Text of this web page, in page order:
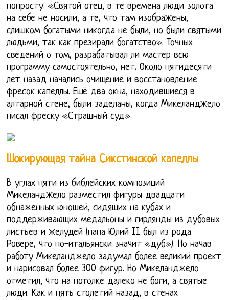
попросту: «Святой отец, в те времена люди золота
на себе не носили, а те, что там изображены,
слишком богатыми никогда не были, но были святыми
людьми, так как презирали богатство». Точных
сведений о том, разрабатывал ли мастер всю
программу самостоятельно, нет. Около пятидесяти
лет назад начались очищение и восстановление
фресок капеллы. Ещё два окна, находившиеся в
алтарной стене, были заделаны, когда Микеланджело
писал фреску «Страшный суд».
Шокирующая тайна Сикстинской капеллы
В углах пяти из библейских композиций
Микеланджело разместил фигуры двадцати
обнаженных юношей, сидящих на кубах и
поддерживающих медальоны и гирлянды из дубовых
листьев и желудей (папа Юлий II был из рода
Ровере, что по-итальянски значит «дуб»). Но начав
работу Микеланджело задумал более великий проект
и нарисовал более 300 фигур. Но Микеланджело
отметил, что на потолке далеко не боги, а святые
люди. Как и пять столетий назад, в стенах